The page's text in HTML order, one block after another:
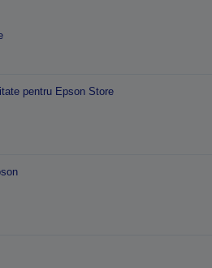
pentru Epson Store